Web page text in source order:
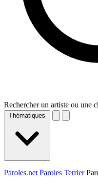
Rechercher un artiste ou une
Thématiques
Paroles.net Paroles Terrier